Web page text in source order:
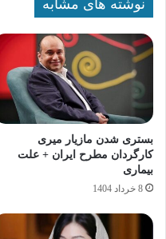
نوشته های مشابه
بستری شدن مازیار میری
کارگردان مطرح ایران + علت
بیماری
8 خرداد 1404